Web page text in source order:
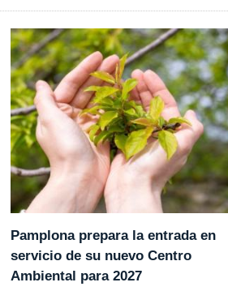
Pamplona prepara la entrada en
servicio de su nuevo Centro
Ambiental para 2027